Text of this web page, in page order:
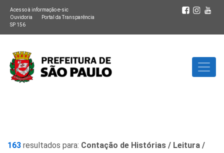
Acesso à informação e-sic
Ouvidoria
Portal da Transparência
SP 156
163 resultados para: Contação de Histórias / Leitura /